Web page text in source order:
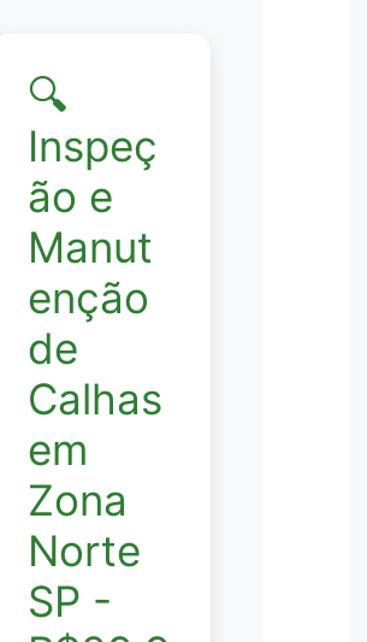
🔍
Inspeç
ão e
Manut
enção
de
Calhas
em
Zona
Norte
SP -